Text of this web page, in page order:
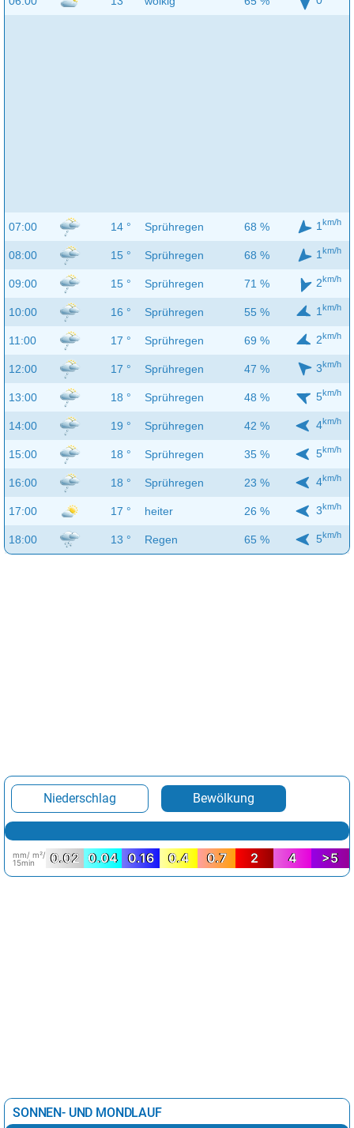
07:00 14 ° Sprühregen 68 % 1 km/h
08:00 15 ° Sprühregen 68 % 1 km/h
09:00 15 ° Sprühregen 71 % 2km/h
10:00 16 ° Sprühregen 55 % 1 km/h
11:00 17 ° Sprühregen 69 % 2km/h
12:00 17 ° Sprühregen 47 % 3km/h
13:00 18 ° Sprühregen 48 % 5km/h
14:00 19 ° Sprühregen 42 % 4km/h
15:00 18 ° Sprühregen 35 % 5km/h
16:00 18 ° Sprühregen 23 % 4km/h
17:00 17 ° heiter 26 % 3km/h
18:00 13 ° Regen 65 % 5km/h
Niederschlag Bewölkung
mm/ m²/
15min
0.02 0.04 0.16 0.4 0.7 2 4 >5
SONNEN- UND MONDLAUF